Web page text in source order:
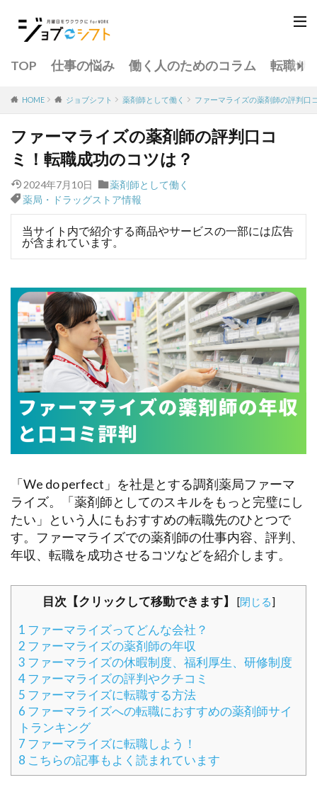
TOP 仕事の悩み 働く人のためのコラム 転職サ
HOME ジョブシフト 薬剤師として働く ファーマライズの薬剤師の評判口
ファーマライズの薬剤師の評判口コ
ミ！転職成功のコツは？
2024年7月10日
薬剤師として働く
薬局・ドラッグストア情報
当サイト内で紹介する商品やサービスの一部には広告
が含まれています。
「We do perfect」を社是とする調剤薬局ファーマ
ライズ。「薬剤師としてのスキルをもっと完璧にし
たい」という人にもおすすめの転職先のひとつで
す。ファーマライズでの薬剤師の仕事内容、評判、
年収、転職を成功させるコツなどを紹介します。
目次【クリックして移動できます】 [閉じる]
1 ファーマライズってどんな会社？
2 ファーマライズの薬剤師の年収
3 ファーマライズの休暇制度、福利厚生、研修制度
4ファーマライズの評判やクチコミ
5 ファーマライズに転職する方法
6 ファーマライズへの転職におすすめの薬剤師サイ
トランキング
7 ファーマライズに転職しよう！
8 こちらの記事もよく読まれています